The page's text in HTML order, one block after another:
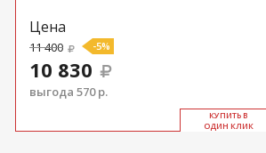
Цена
11 400 -5%
10 830
выгода 570 р.
КУ­ПИТЬ В
ОДИН КЛИК